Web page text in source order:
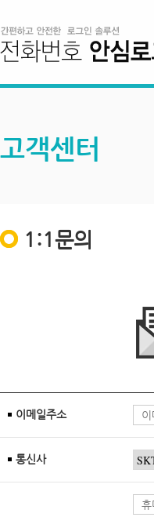
고객센터
1:1문의
이메일주소
통신사